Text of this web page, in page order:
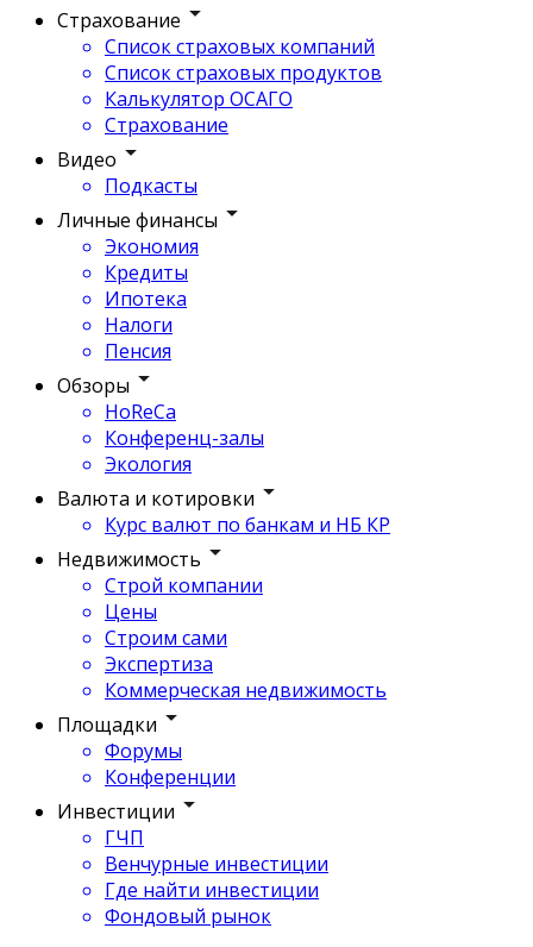
Страхование
Список страховых компаний
Список страховых продуктов
Калькулятор ОСАГО
Страхование
Видео
Подкасты
Личные финансы
Экономия
Кредиты
Ипотека
Налоги
Пенсия
Обзоры
HoReCa
Конференц-залы
Экология
Валюта и котировки
Курс валют по банкам и НБ КР
Недвижимость
Строй компании
Цены
Строим сами
Экспертиза
Коммерческая недвижимость
Площадки
Форумы
Конференции
Инвестиции
ГЧП
Венчурные инвестиции
Где найти инвестиции
Фондовый рынок